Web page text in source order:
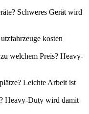
Schweres Gerät wird
kosten
welchem Preis? Heavy-
Leichte Arbeit ist
Heavy-Duty wird damit